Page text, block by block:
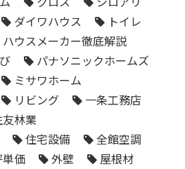
ダイワハウス
トイレ
ハウスメーカー徹底解説
パナソニックホームズ
ミサワホーム
リビング
一条工務店
林業
住宅設備
全館空調
単価 外壁
屋根材